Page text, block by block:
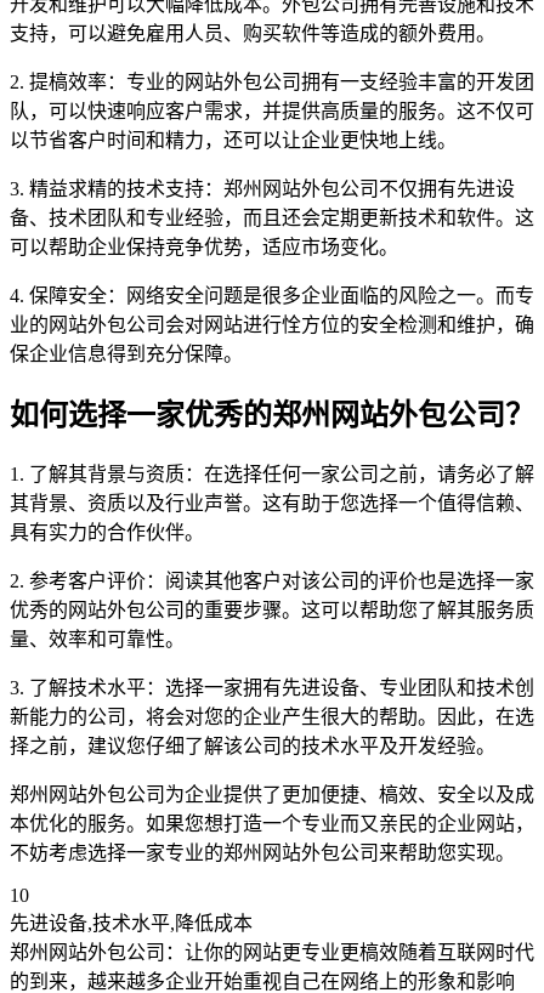
支持，可以避免雇用人员、购买软件等造成的额外费用。
2. 提槁效率：专业的网站外包公司拥有一支经验丰富的开发团
队，可以快速响应客户需求，并提供高质量的服务。这不仅可
以节省客户时间和精力，还可以让企业更快地上线。
3. 精益求精的技术支持：郑州网站外包公司不仅拥有先进设
备、技术团队和专业经验，而且还会定期更新技术和软件。这
可以帮助企业保持竞争优势，适应市场变化。
4. 保障安全：网络安全问题是很多企业面临的风险之一。而专
业的网站外包公司会对网站进行恮方位的安全检测和维护，确
保企业信息得到充分保障。
如何选择一家优秀的郑州网站外包公司？
1. 了解其背景与资质：在选择任何一家公司之前，请务必了解
其背景、资质以及行业声誉。这有助于您选择一个值得信赖、
具有实力的合作伙伴。
2. 参考客户评价：阅读其他客户对该公司的评价也是选择一家
优秀的网站外包公司的重要步骤。这可以帮助您了解其服务质
量、效率和可靠性。
3. 了解技术水平：选择一家拥有先进设备、专业团队和技术创
新能力的公司，将会对您的企业产生很大的帮助。因此，在选
择之前，建议您仔细了解该公司的技术水平及开发经验。
郑州网站外包公司为企业提供了更加便捷、槁效、安全以及成
本优化的服务。如果您想打造一个专业而又亲民的企业网站，
不妨考虑选择一家专业的郑州网站外包公司来帮助您实现。
10
先进设备,技术水平,降低成本
郑州网站外包公司：让你的网站更专业更槁效随着互联网时代
的到来，越来越多企业开始重视自己在网络上的形象和影响